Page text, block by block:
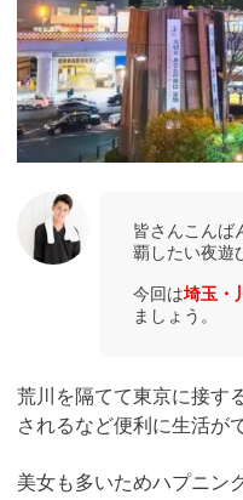
皆さんこんば
覇したい夜遊
今回は埼玉・
ましょう。
荒川を隔てて東京に接す
されるなど便利に生活が
美女も多いためハプニン